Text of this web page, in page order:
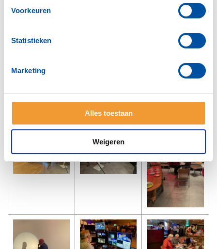
Voorkeuren
Statistieken
Marketing
Alles toestaan
Weigeren
16